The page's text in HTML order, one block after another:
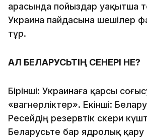
арасында пойыздар уақытша
Украина пайдасына шешілер
тұр.
АЛ БЕЛАРУСЬТІҢ СЕНЕРІ НЕ?
Бірінші: Украинаға қарсы
«вагнерліктер». Екінші:
Ресейдің резервтік әскери
Беларусьте бар ядролық қару